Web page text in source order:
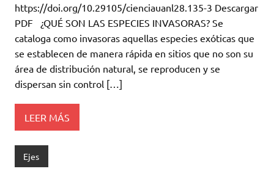
https://doi.org/10.29105/cienciauanl28.135-3 Descargar
PDF ¿QUÉ SON LAS ESPECIES INVASORAS? Se
cataloga como invasoras aquellas especies exóticas que
se establecen de manera rápida en sitios que no son su
área de distribución natural, se reproducen y se
dispersan sin control […]
LEER MÁS
Ejes